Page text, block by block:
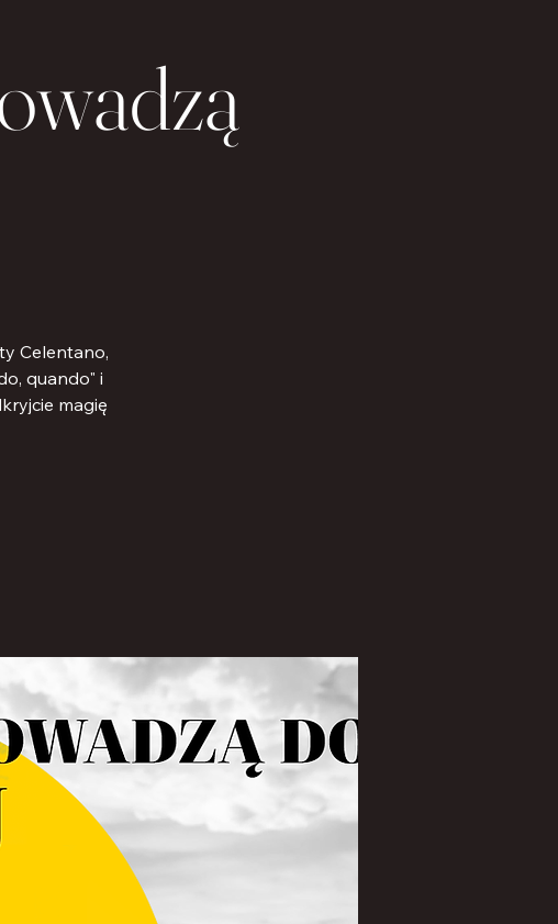
Celentano,
quando" i
magię